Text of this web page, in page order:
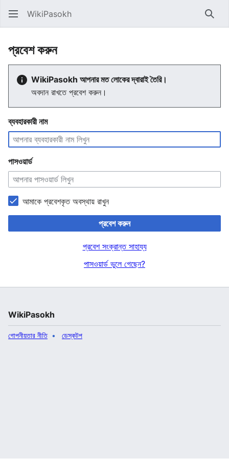
WikiPasokh
প্রবেশ করুন
WikiPasokh আপনার মত লোকের দ্বারাই তৈরি।
অবদান রাখতে প্রবেশ করুন।
ব্যবহারকারী নাম
পাসওয়ার্ড
আমাকে প্রবেশকৃত অবস্থায় রাখুন
প্রবেশ করুন
প্রবেশ সংক্রান্ত সাহায্য
পাসওয়ার্ড ভুলে গেছেন?
WikiPasokh
গোপনীয়তার নীতি ডেস্কটপ